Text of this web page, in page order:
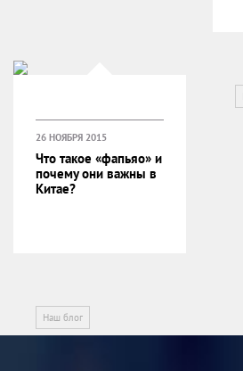
Наш блог
26 НОЯБРЯ 2015
Что такое «фапьяо» и
почему они важны в
Китае?